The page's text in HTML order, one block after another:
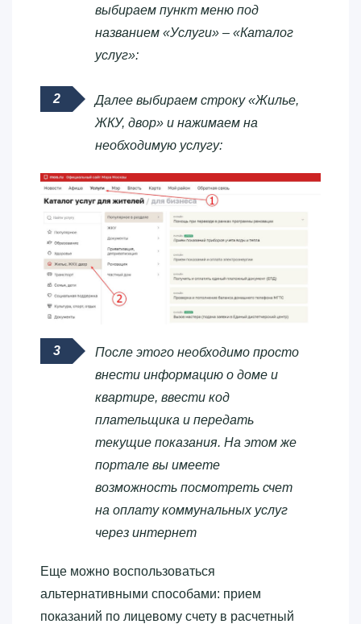
выбираем пункт меню под
названием «Услуги» – «Каталог
услуг»:
Далее выбираем строку «Жилье,
ЖКУ, двор» и нажимаем на
необходимую услугу:
После этого необходимо просто
внести информацию о доме и
квартире, ввести код
плательщика и передать
текущие показания. На этом же
портале вы имеете
возможность посмотреть счет
на оплату коммунальных услуг
через интернет
Еще можно воспользоваться
альтернативными способами: прием
показаний по лицевому счету в расчетный